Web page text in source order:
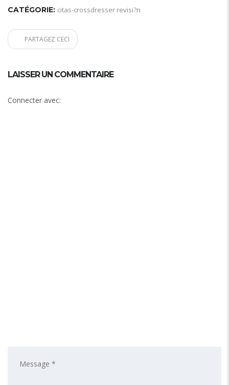
CATÉGORIE: citas-crossdresser revisi?n
PARTAGEZ CECI
LAISSER UN COMMENTAIRE
Connecter avec: